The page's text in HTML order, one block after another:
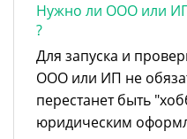
Нужно ли ООО или
?
Для запуска и
ООО или ИП не
перестанет быть
юридическим